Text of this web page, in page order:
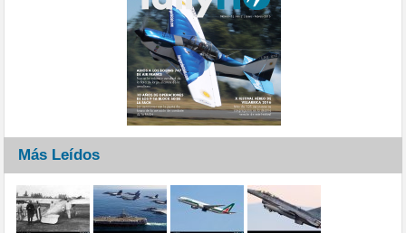
Más Leídos